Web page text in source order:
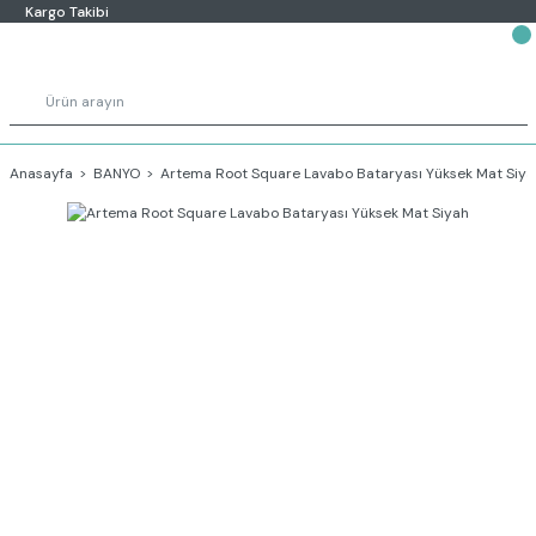
Kargo Takibi
Anasayfa BANYO Artema Root Square Lavabo Bataryası Yüksek Mat